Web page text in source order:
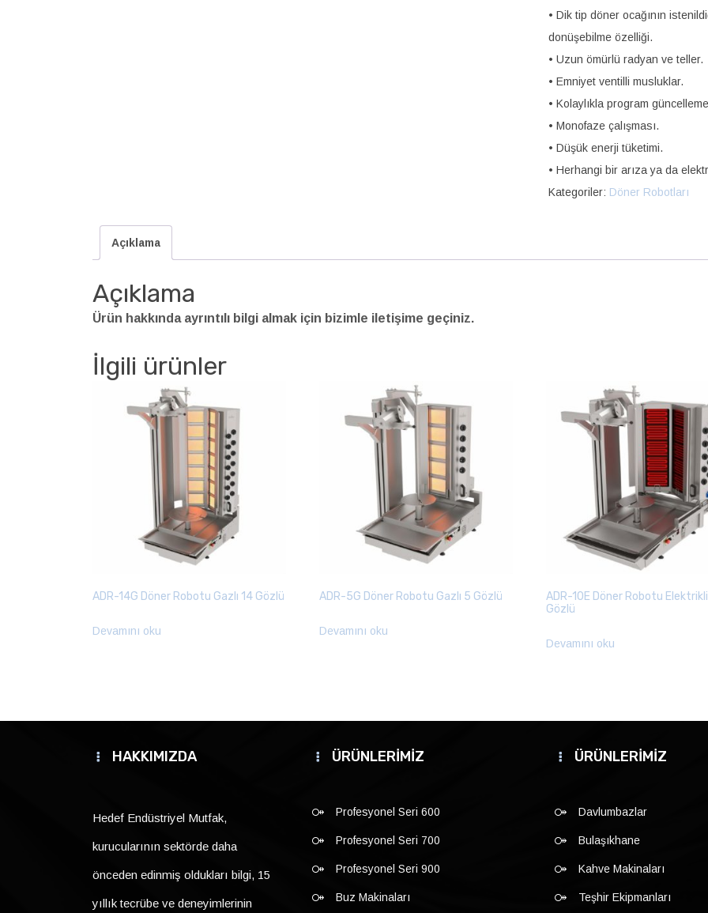
• Dik tip döner ocağının
donüşebilme özelliği.
• Uzun ömürlü radyan ve teller.
• Emniyet ventilli musluklar.
• Kolaylıkla program
• Monofaze çalışması.
• Düşük enerji tüketimi.
• Herhangi bir arıza ya da
Kategoriler: Döner Robotları
Açıklama
Açıklama
Ürün hakkında ayrıntılı bilgi almak için bizimle iletişime geçiniz.
İlgili ürünler
ADR-14G Döner Robotu Gazlı 14 Gözlü
Devamını oku
ADR-5G Döner Robotu Gazlı 5 Gözlü
Devamını oku
ADR-10E Döner Robotu
Gözlü
Devamını oku
HAKKIMIZDA
Hedef Endüstriyel Mutfak,
kurucularının sektörde daha
önceden edinmiş oldukları bilgi, 15
yıllık tecrübe ve deneyimlerinin
ÜRÜNLERİMİZ
Profesyonel Seri 600
Profesyonel Seri 700
Profesyonel Seri 900
Buz Makinaları
ÜRÜNLERİMİZ
Davlumbazlar
Bulaşıkhane
Kahve Makinaları
Teşhir Ekipmanları